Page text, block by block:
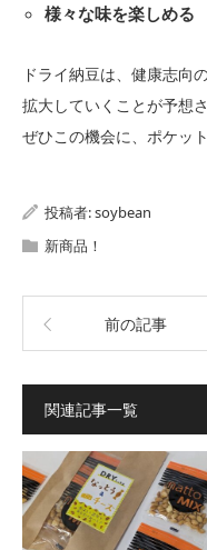
様々な味を楽しめる
ドライ納豆は、健康志向
拡大していくことが予想さ
ぜひこの機会に、ポケッ
投稿者:soybean
新商品！
前の記事
関連記事一覧